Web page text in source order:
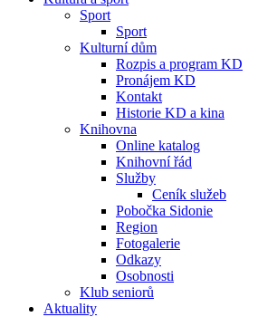
Sport
Sport
Kulturní dům
Rozpis a program KD
Pronájem KD
Kontakt
Historie KD a kina
Knihovna
Online katalog
Knihovní řád
Služby
Ceník služeb
Pobočka Sidonie
Region
Fotogalerie
Odkazy
Osobnosti
Klub seniorů
Aktuality